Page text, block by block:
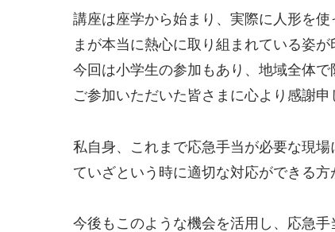
講座は座学から始まり、実際に人形を
まが本当に熱心に取り組まれている姿が
今回は小学生の参加もあり、地域全体
ご参加いただいた皆さまに心より感謝申
私自身、これまで応急手当が必要な現
ていざという時に適切な対応ができる
今後もこのような機会を活用し、応急